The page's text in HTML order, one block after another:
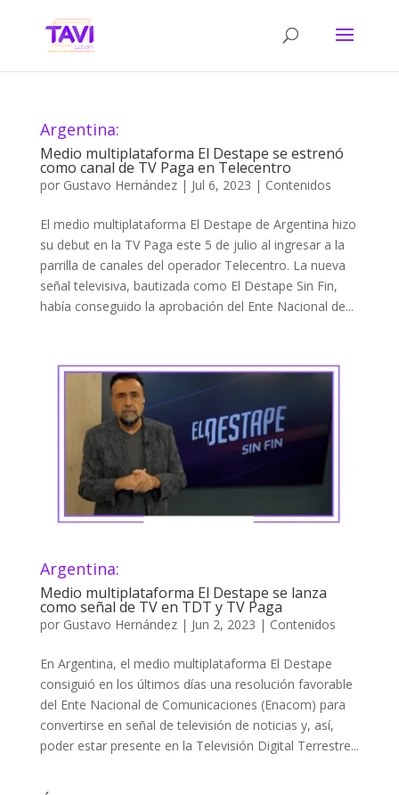
Argentina:
Medio multiplataforma El Destape se estrenó
como canal de TV Paga en Telecentro
por Gustavo Hernández| Jul 6, 2023 | Contenidos
El medio multiplataforma El Destape de Argentina hizo
su debut en la TV Paga este 5 de julio al ingresar a la
parrilla de canales del operador Telecentro. La nueva
señal televisiva, bautizada como El Destape Sin Fin,
había conseguido la aprobación del Ente Nacional de...
Argentina:
Medio multiplataforma El Destape se lanza
como señal de TV en TDT y TV Paga
por Gustavo Hernández| Jun 2, 2023 | Contenidos
En Argentina, el medio multiplataforma El Destape
consiguió en los últimos días una resolución favorable
del Ente Nacional de Comunicaciones (Enacom) para
convertirse en señal de televisión de noticias y, así,
poder estar presente en la Televisión Digital Terrestre...